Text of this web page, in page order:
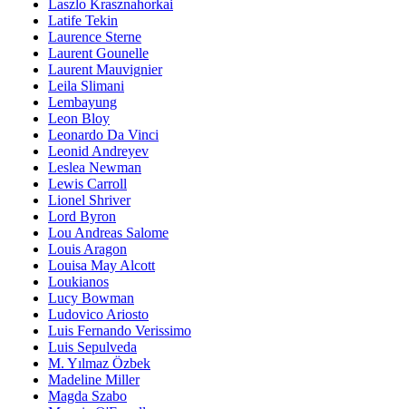
Laszlo Krasznahorkai
Latife Tekin
Laurence Sterne
Laurent Gounelle
Laurent Mauvignier
Leila Slimani
Lembayung
Leon Bloy
Leonardo Da Vinci
Leonid Andreyev
Leslea Newman
Lewis Carroll
Lionel Shriver
Lord Byron
Lou Andreas Salome
Louis Aragon
Louisa May Alcott
Loukianos
Lucy Bowman
Ludovico Ariosto
Luis Fernando Verissimo
Luis Sepulveda
M. Yılmaz Özbek
Madeline Miller
Magda Szabo